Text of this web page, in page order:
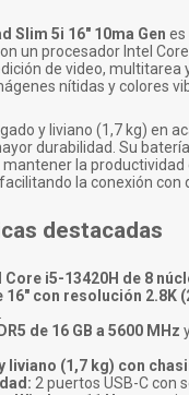
Slim 5i 16" 10ma Gen es
un procesador Intel
de video, multitarea
nítidas y colores
y liviano (1,7 kg) en
durabilidad. Su
la productividad
la conexión con
destacadas
i5-13420H de 8
16" con resolución 2.8K
de 16 GB a 5600 MHz
liviano (1,7 kg) con
2 puertos USB-C con